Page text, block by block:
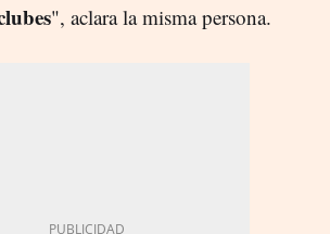
", aclara la misma persona.